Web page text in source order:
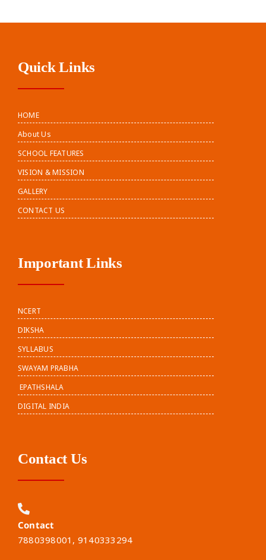
Quick Links
HOME
About Us
SCHOOL FEATURES
VISION & MISSION
GALLERY
CONTACT US
Important Links
NCERT
DIKSHA
SYLLABUS
SWAYAM PRABHA
EPATHSHALA
DIGITAL INDIA
Contact Us
Contact
7880398001, 9140333294